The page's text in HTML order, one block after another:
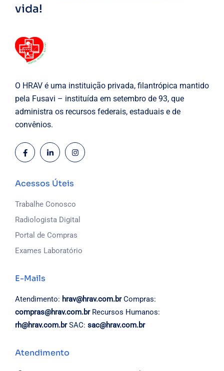
vida!
O HRAV é uma instituição privada, filantrópica mantido
pela Fusavi – instituída em setembro de 93, que
administra os recursos federais, estaduais e de
convênios.
Acessos Úteis
Trabalhe Conosco
Radiologista Digital
Portal de Compras
Exames Laboratório
E-Mails
Atendimento: hrav@hrav.com.brCompras:
compras@hrav.com.brRecursos Humanos:
rh@hrav.com.brSAC: sac@hrav.com.br
Atendimento